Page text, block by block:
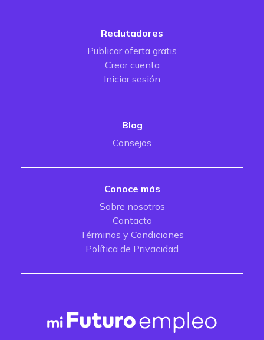
Reclutadores
Publicar oferta gratis
Crear cuenta
Iniciar sesión
Blog
Consejos
Conoce más
Sobre nosotros
Contacto
Términos y Condiciones
Política de Privacidad